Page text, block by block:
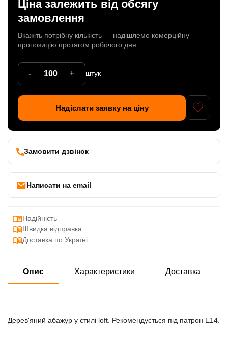
Ціна залежить від обсягу
замовлення
Вкажіть потрібну кількість — надішлемо комерційну
пропозицію протягом робочого дня.
- + штук
Надіслати заявку на ціну
Замовити дзвінок
Написати на email
Надійність
Швидка відправка
Доставка по Україні
Опис Характеристики Доставка
Дерев'яний абажур у стилі loft. Рекомендується під патрон E14.
Патрони
Кабельна продукція
Продукція з пластика
Керамічні вироби
Металеві вироби